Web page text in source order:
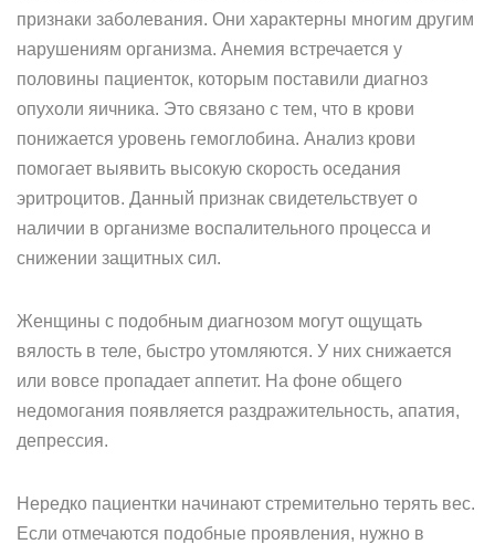
признаки заболевания. Они характерны многим другим
нарушениям организма. Анемия встречается у
половины пациенток, которым поставили диагноз
опухоли яичника. Это связано с тем, что в крови
понижается уровень гемоглобина. Анализ крови
помогает выявить высокую скорость оседания
эритроцитов. Данный признак свидетельствует о
наличии в организме воспалительного процесса и
снижении защитных сил.
Женщины с подобным диагнозом могут ощущать
вялость в теле, быстро утомляются. У них снижается
или вовсе пропадает аппетит. На фоне общего
недомогания появляется раздражительность, апатия,
депрессия.
Нередко пациентки начинают стремительно терять вес.
Если отмечаются подобные проявления, нужно в